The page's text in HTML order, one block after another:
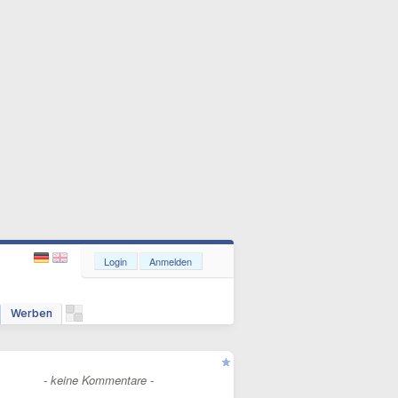
Werben
Login Anmelden
- keine Kommentare -